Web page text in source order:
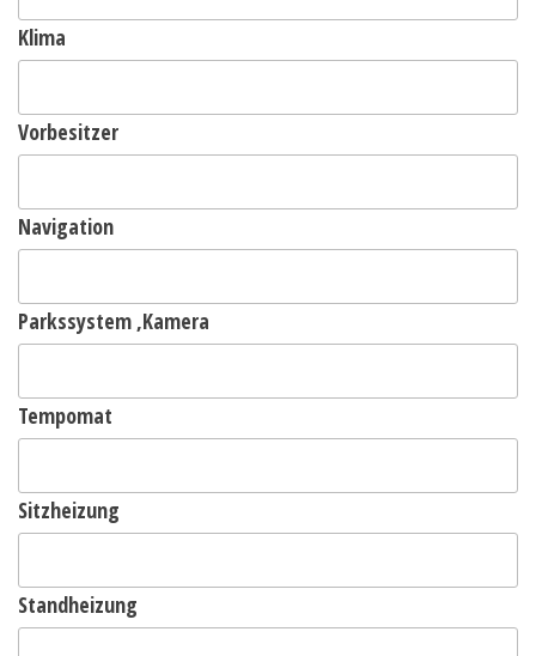
Klima
Vorbesitzer
Navigation
Parkssystem ,Kamera
Tempomat
Sitzheizung
Standheizung